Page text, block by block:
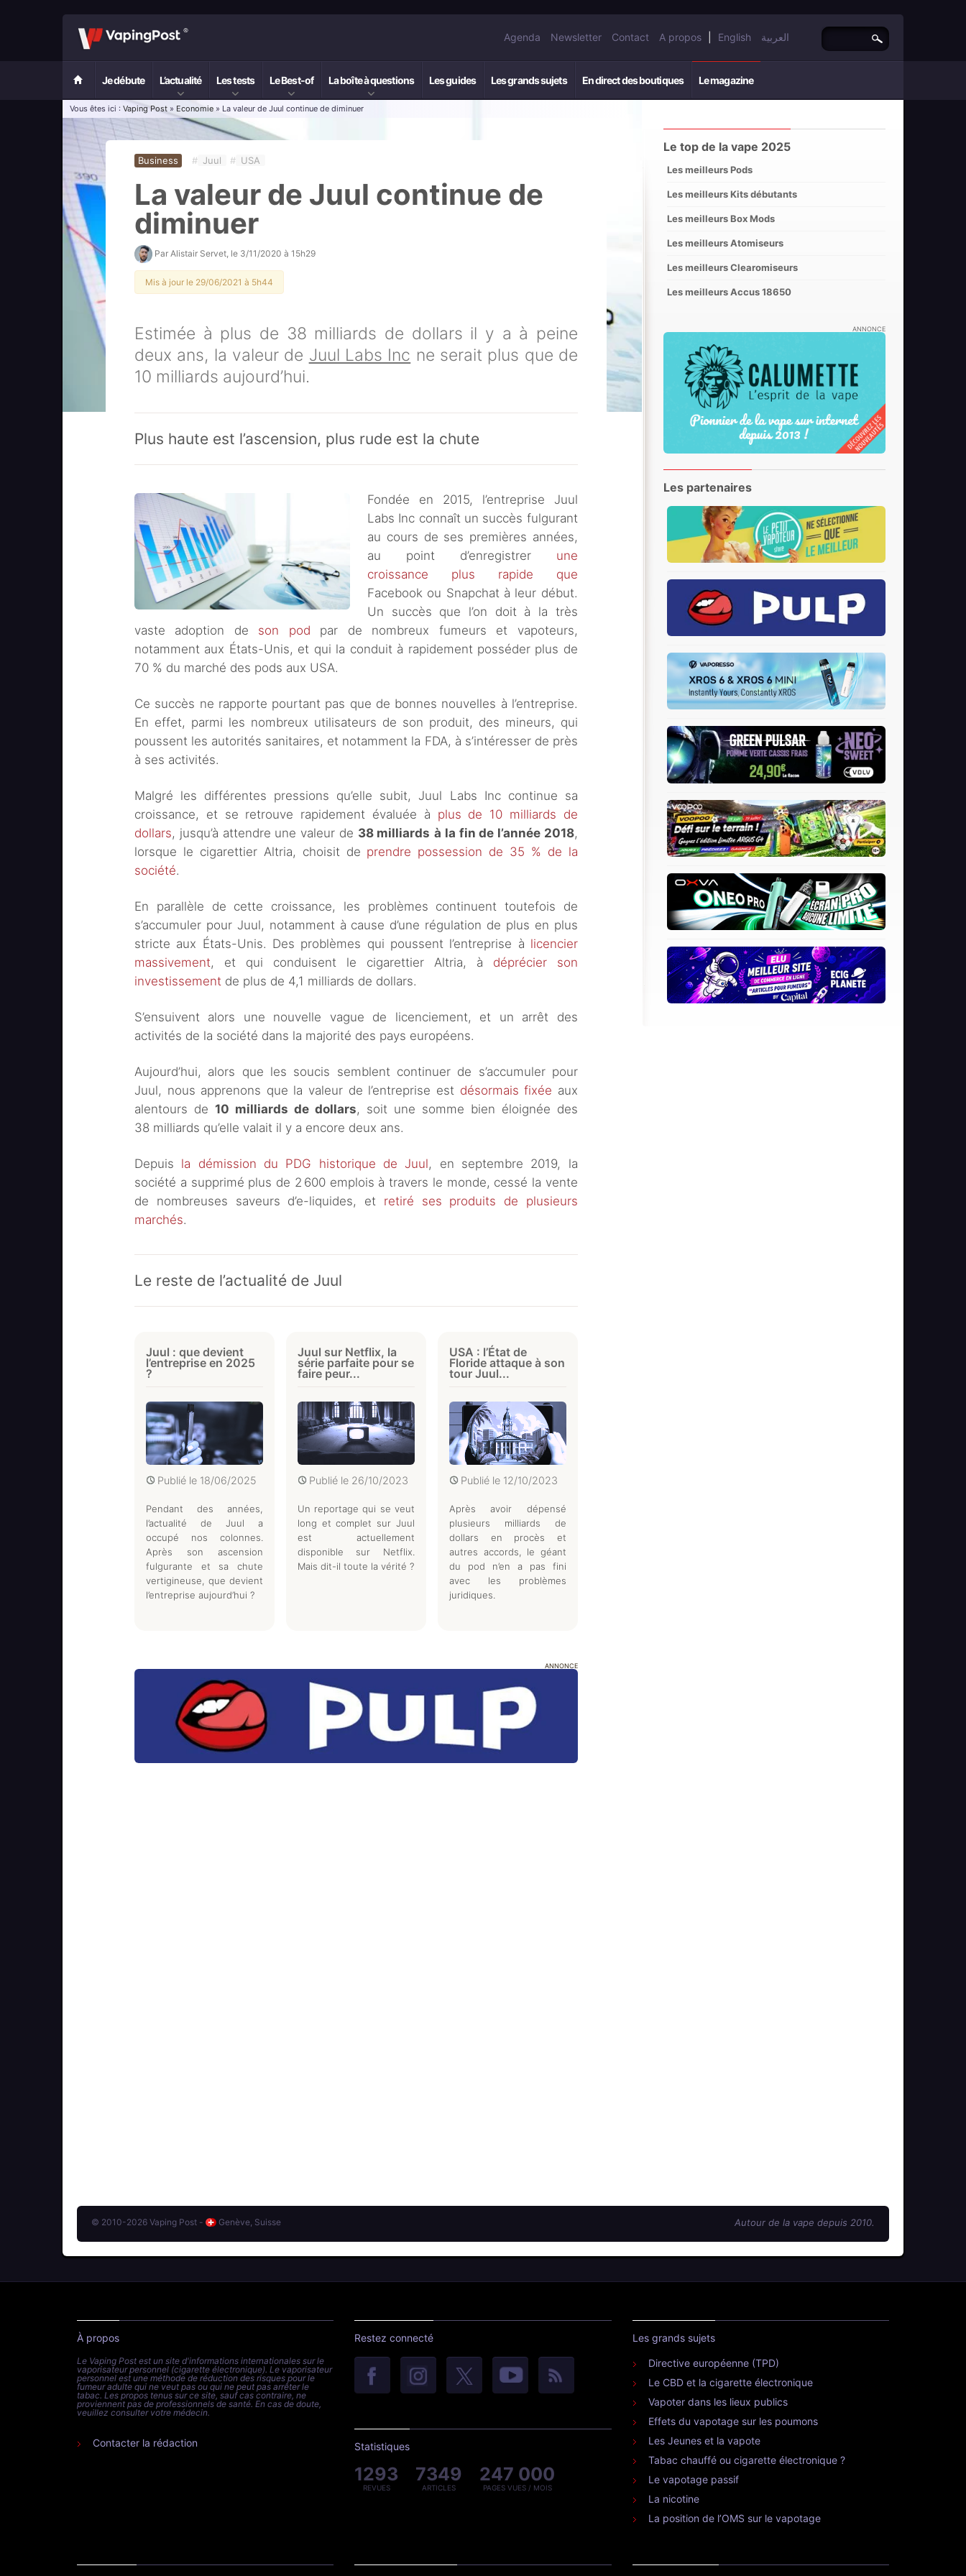
Agenda Newsletter Contact A propos English العربية
Je débute L’actualité Les tests Le Best-of La boîte à questions Les guides Les grands sujets En direct des boutiques Le magazine
Vous êtes ici : Vaping Post » Economie » La valeur de Juul continue de diminuer
Business # Juul # USA
La valeur de Juul continue de
diminuer
Par Alistair Servet , le 3/11/2020 à 15h29
Mis à jour le 29/06/2021 à 5h44
Estimée à plus de 38 milliards de dollars il y a à peine
deux ans, la valeur de Juul Labs Inc ne serait plus que de
10 milliards aujourd’hui.
Plus haute est l’ascension, plus rude est la chute
Fondée en 2015, l’entreprise Juul
Labs Inc connaît un succès fulgurant
au cours de ses premières années,
au point d’enregistrer une
croissance plus rapide que
Facebook ou Snapchat à leur début.
Un succès que l’on doit à la très
vaste adoption de son pod par de nombreux fumeurs et vapoteurs,
notamment aux États-Unis, et qui la conduit à rapidement posséder plus de
70 % du marché des pods aux USA.
Ce succès ne rapporte pourtant pas que de bonnes nouvelles à l’entreprise.
En effet, parmi les nombreux utilisateurs de son produit, des mineurs, qui
poussent les autorités sanitaires, et notamment la FDA, à s’intéresser de près
à ses activités.
Malgré les différentes pressions qu’elle subit, Juul Labs Inc continue sa
croissance, et se retrouve rapidement évaluée à plus de 10 milliards de
dollars, jusqu’à attendre une valeur de 38 milliards à la fin de l’année 2018,
lorsque le cigarettier Altria, choisit de prendre possession de 35 % de la
société.
En parallèle de cette croissance, les problèmes continuent toutefois de
s’accumuler pour Juul, notamment à cause d’une régulation de plus en plus
stricte aux États-Unis. Des problèmes qui poussent l’entreprise à licencier
massivement, et qui conduisent le cigarettier Altria, à déprécier son
investissement de plus de 4,1 milliards de dollars.
S’ensuivent alors une nouvelle vague de licenciement, et un arrêt des
activités de la société dans la majorité des pays européens.
Aujourd’hui, alors que les soucis semblent continuer de s’accumuler pour
Juul, nous apprenons que la valeur de l’entreprise est désormais fixée aux
alentours de 10 milliards de dollars, soit une somme bien éloignée des
38 milliards qu’elle valait il y a encore deux ans.
Depuis la démission du PDG historique de Juul, en septembre 2019, la
société a supprimé plus de 2 600 emplois à travers le monde, cessé la vente
de nombreuses saveurs d’e-liquides, et retiré ses produits de plusieurs
marchés.
Le reste de l’actualité de Juul
Juul : que devient
l’entreprise en 2025
?
Publié le 18/06/2025
Pendant des années,
l’actualité de Juul a
occupé nos colonnes.
Après son ascension
fulgurante et sa chute
vertigineuse, que devient
l’entreprise aujourd’hui ?
Juul sur Netflix, la
série parfaite pour se
faire peur...
Publié le 26/10/2023
Un reportage qui se veut
long et complet sur Juul
est actuellement
disponible sur Netflix.
Mais dit-il toute la vérité ?
USA : l’État de
Floride attaque à son
tour Juul...
Publié le 12/10/2023
Après avoir dépensé
plusieurs milliards de
dollars en procès et
autres accords, le géant
du pod n’en a pas fini
avec les problèmes
juridiques.
ANNONCE
Le top de la vape 2025
Les meilleurs Pods
Les meilleurs Kits débutants
Les meilleurs Box Mods
Les meilleurs Atomiseurs
Les meilleurs Clearomiseurs
Les meilleurs Accus 18650
ANNONCE
Les partenaires
© 2010-2026 Vaping Post - Genève, Suisse Autour de la vape depuis 2010.
À propos
Le Vaping Post est un site d'informations internationales sur le
vaporisateur personnel (cigarette électronique). Le vaporisateur
personnel est une méthode de réduction des risques pour le
fumeur adulte qui ne veut pas ou qui ne peut pas arrêter le
tabac. Les propos tenus sur ce site, sauf cas contraire, ne
proviennent pas de professionnels de santé. En cas de doute,
veuillez consulter votre médecin.
Contacter la rédaction
Restez connecté
Statistiques
1293
REVUES
7349
ARTICLES
247 000
PAGES VUES / MOIS
Les grands sujets
Directive européenne (TPD)
Le CBD et la cigarette électronique
Vapoter dans les lieux publics
Effets du vapotage sur les poumons
Les Jeunes et la vapote
Tabac chauffé ou cigarette électronique ?
Le vapotage passif
La nicotine
La position de l’OMS sur le vapotage